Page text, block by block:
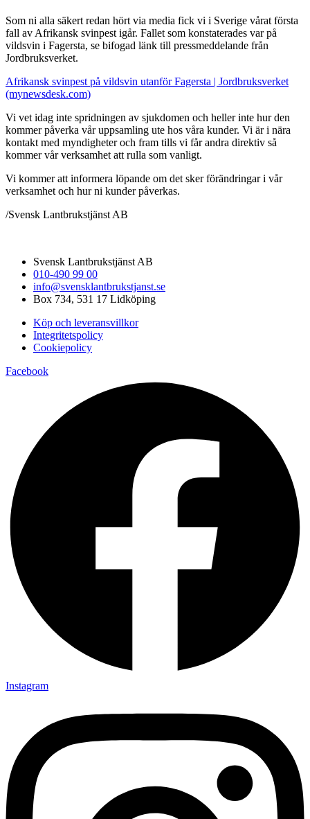
Som ni alla säkert redan hört via media fick vi i Sverige vårat första
fall av Afrikansk svinpest igår. Fallet som konstaterades var på
vildsvin i Fagersta, se bifogad länk till pressmeddelande från
Jordbruksverket.
Afrikansk svinpest på vildsvin utanför Fagersta | Jordbruksverket
(mynewsdesk.com)
Vi vet idag inte spridningen av sjukdomen och heller inte hur den
kommer påverka vår uppsamling ute hos våra kunder. Vi är i nära
kontakt med myndigheter och fram tills vi får andra direktiv så
kommer vår verksamhet att rulla som vanligt.
Vi kommer att informera löpande om det sker förändringar i vår
verksamhet och hur ni kunder påverkas.
/Svensk Lantbrukstjänst AB
Svensk Lantbrukstjänst AB
010-490 99 00
info@svensklantbrukstjanst.se
Box 734, 531 17 Lidköping
Köp och leveransvillkor
Integritetspolicy
Cookiepolicy
Facebook
Instagram